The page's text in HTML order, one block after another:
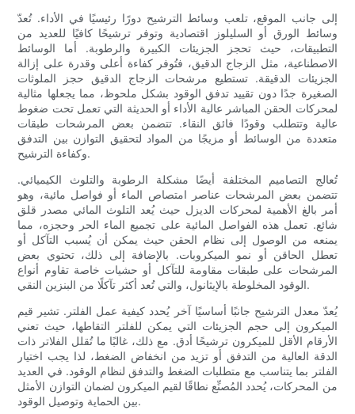
إلى جانب الموقع، تلعب وسائط الترشيح دورًا رئيسيًا في الأداء. تُعدّ
وسائط الورق أو السليلوز اقتصادية وتوفر ترشيحًا كافيًا للعديد من
التطبيقات، حيث تحجز الجزيئات الكبيرة والرطوبة. أما الوسائط
الاصطناعية، مثل الزجاج الدقيق، فتُوفر كفاءة أعلى وقدرة على إزالة
الجزيئات الدقيقة. تستطيع مرشحات الزجاج الدقيق حجز الملوثات
الصغيرة جدًا دون تقييد تدفق الوقود بشكل ملحوظ، مما يجعلها مثالية
لمحركات الحقن المباشر عالية الأداء أو الحديثة التي تعمل تحت ضغوط
عالية وتتطلب وقودًا فائق النقاء. تتضمن بعض المرشحات طبقات
متعددة من الوسائط أو مزيجًا من المواد لتحقيق التوازن بين التدفق
وكفاءة الترشيح.
تُعالج التصاميم المختلفة أيضًا مشكلة الرطوبة والتلوث الكيميائي.
تتضمن بعض المرشحات عناصر امتصاص الماء أو فواصل مائية، وهو
أمر بالغ الأهمية لمحركات الديزل حيث يُعد التلوث المائي مصدر قلق
شائع. تعمل هذه الفواصل المائية على تجميع الماء الحر وحجزه، مما
يمنعه من الوصول إلى نظام الحقن حيث يمكن أن يُسبب التآكل أو
تعطل الحاقن أو نمو الميكروبات. بالإضافة إلى ذلك، تحتوي بعض
المرشحات على طبقات مقاومة للتآكل أو حشيات خاصة تقاوم أنواع
الوقود المخلوطة بالإيثانول، والتي تُعد أكثر تآكلًا من البنزين النقي.
يُعدّ معدل الترشيح جانبًا أساسيًا آخر يُحدد كيفية عمل الفلتر. تشير قيم
الميكرون إلى حجم الجزيئات التي يمكن للفلتر التقاطها، حيث تعني
الأرقام الأقل للميكرون ترشيحًا أدق. مع ذلك، غالبًا ما تُقلل الفلاتر ذات
الدقة العالية من التدفق أو تزيد من انخفاض الضغط، لذا يجب اختيار
الفلتر بما يتناسب مع متطلبات الضغط والتدفق لنظام الوقود. في العديد
من المحركات، يُحدد المُصنِّع نطاقًا لقيم الميكرون لضمان التوازن الأمثل
بين الحماية وتوصيل الوقود.